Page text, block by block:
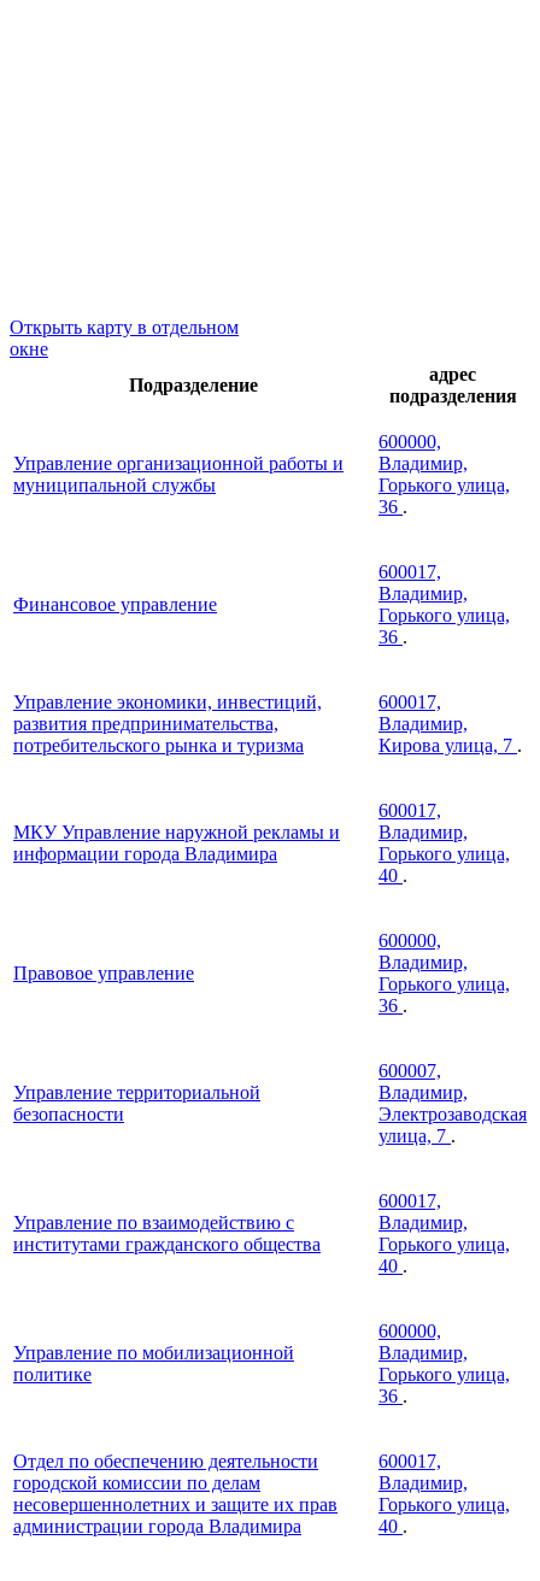
Открыть карту в отдельном
окне
Подразделение
адрес
подразделения
Управление организационной работы и
муниципальной службы
600000,
Владимир,
Горького улица,
36 .
Финансовое управление
600017,
Владимир,
Горького улица,
36 .
Управление экономики, инвестиций,
развития предпринимательства,
потребительского рынка и туризма
600017,
Владимир,
Кирова улица, 7 .
МКУ Управление наружной рекламы и
информации города Владимира
600017,
Владимир,
Горького улица,
40 .
Правовое управление
600000,
Владимир,
Горького улица,
36 .
Управление территориальной
безопасности
600007,
Владимир,
Электрозаводская
улица, 7 .
Управление по взаимодействию с
институтами гражданского общества
600017,
Владимир,
Горького улица,
40 .
Управление по мобилизационной
политике
600000,
Владимир,
Горького улица,
36 .
Отдел по обеспечению деятельности
городской комиссии по делам
несовершеннолетних и защите их прав
администрации города Владимира
600017,
Владимир,
Горького улица,
40 .